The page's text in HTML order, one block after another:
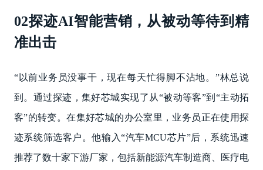
02探迹AI智能营销，从被动等待到精
准出击
“以前业务员没事干，现在每天忙得脚不沾地。”林总说
到。通过探迹，集好芯城实现了从“被动等客”到“主动拓
客”的转变。在集好芯城的办公室里，业务员正在使用探
迹系统筛选客户。他输入“汽车MCU芯片”后，系统迅速
推荐了数十家下游厂家，包括新能源汽车制造商、医疗电